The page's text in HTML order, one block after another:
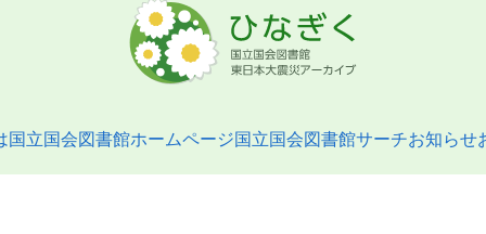
国立国会図書館ホームページ国立国会図書館サーチお知らせ